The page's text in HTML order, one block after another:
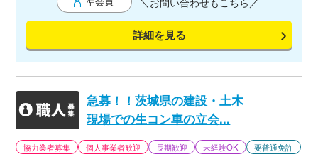
詳細を見る
急募！！茨城県の建設・土木
現場での生コン車の立会...
協力業者募集 個人事業者歓迎 長期歓迎 未経験OK 要普通免許